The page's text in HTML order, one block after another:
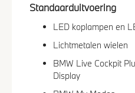
Standaarduitvoering
LED koplampen en
Lichtmetalen wielen
BMW Live Cockpit
Display